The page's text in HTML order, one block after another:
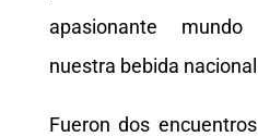
apasionante
nuestra bebida
Fueron dos